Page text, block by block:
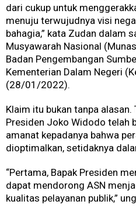
dari cukup untuk
menuju terwujudnya visi
bahagia,” kata Zudan dalam
Musyawarah Nasional
Badan Pengembangan
Kementerian Dalam Negeri
(28/01/2022).
Klaim itu bukan tanpa alasan.
Presiden Joko Widodo telah
amanat kepadanya bahwa
dioptimalkan, setidaknya
“Pertama, Bapak Presiden
dapat mendorong ASN
kualitas pelayanan publik,”